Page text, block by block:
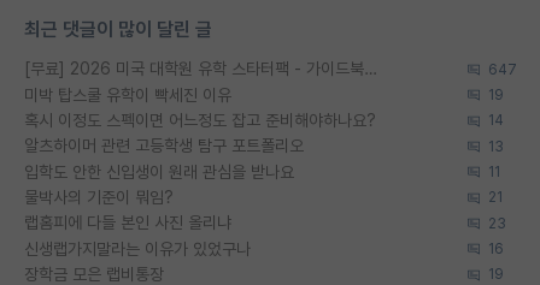
최근 댓글이 많이 달린 글
[무료] 2026 미국 대학원 유학 스타터팩 - 가이드북 & 합격자 컨택메일 템플릿 647
미박 탑스쿨 유학이 빡세진 이유 19
혹시 이정도 스펙이면 어느정도 잡고 준비해야하나요? 14
알츠하이머 관련 고등학생 탐구 포트폴리오 13
입학도 안한 신입생이 원래 관심을 받나요 11
물박사의 기준이 뭐임? 21
랩홈피에 다들 본인 사진 올리냐 23
신생랩가지말라는 이유가 있었구나 16
장학금 모은 랩비통장 19